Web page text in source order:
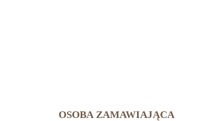
OSOBA ZAMAWIAJĄCA